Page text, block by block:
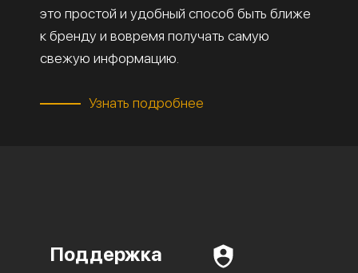
это простой и удобный способ быть ближе
к бренду и вовремя получать самую
свежую информацию.
Узнать подробнее
Поддержка